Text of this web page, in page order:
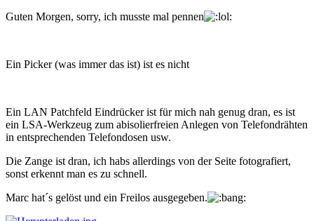
Guten Morgen, sorry, ich musste mal pennen
Ein Picker (was immer das ist) ist es nicht
Ein LAN Patchfeld Eindrücker ist für mich nah genug dran, es ist
ein LSA-Werkzeug zum abisolierfreien Anlegen von Telefondrähten
in entsprechenden Telefondosen usw.
Die Zange ist dran, ich habs allerdings von der Seite fotografiert,
sonst erkennt man es zu schnell.
Marc hat´s gelöst und ein Freilos ausgegeben.